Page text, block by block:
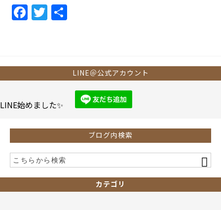
F
a
b
o
k
T
w
LINE＠公式アカウント
LINE始めました✨
ブログ内検索
カテゴリ